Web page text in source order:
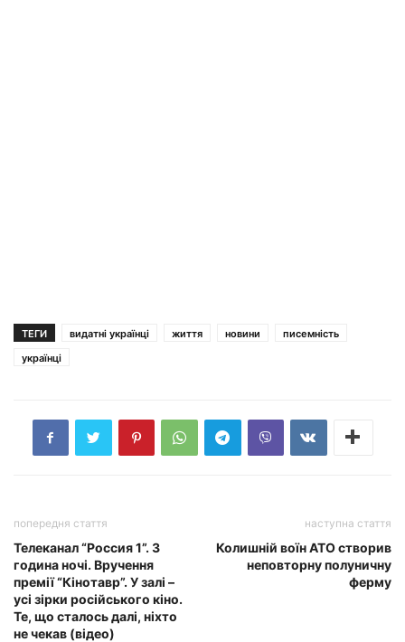
ТЕГИ видатні українці життя новини
писемність
українці
попередня стаття
Телеканал “Россия 1”. 3
година ночі. Вручення
премії “Кінотавр”. У залі –
усі зірки російського кіно.
Те, що сталось далі, ніхто
не чекав (відео)
наступна стаття
Колишній воїн АТО створив
неповторну полуничну
ферму